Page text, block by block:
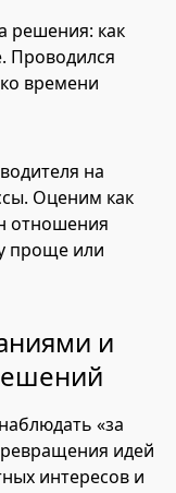
решения: как
Проводился
времени
на
Оценим как
отношения
проще или
и
«за
идей
интересов и